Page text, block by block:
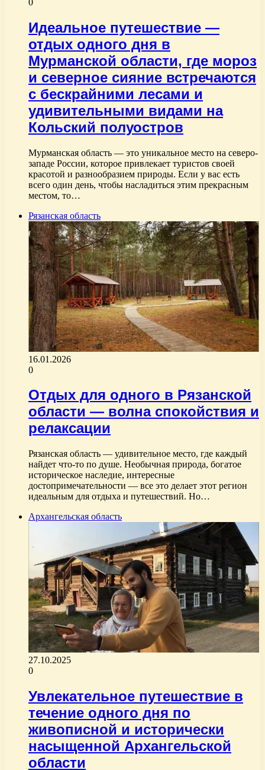
Идеальное путешествие —
отдых одного дня в
Мурманской области, где мороз
и северное сияние встречаются
с бескрайними лесами и
удивительными видами на
Кольский полуостров
Мурманская область — это уникальное место на северо-
западе России, которое привлекает туристов своей
красотой и разнообразием природы. Если у вас есть
всего один день, чтобы насладиться этим прекрасным
местом, то…
Рязанская область
16.01.2026
0
Отдых для одного в Рязанской
области — волна спокойствия и
релаксации
Рязанская область — удивительное место, где каждый
найдет что-то по душе. Необычная природа, богатое
историческое наследие, интересные
достопримечательности — все это делает этот регион
идеальным для отдыха и путешествий. Но…
Архангельская область
27.10.2025
0
Увлекательное путешествие в
течение одного дня по
живописной и исторически
насыщенной Архангельской
области